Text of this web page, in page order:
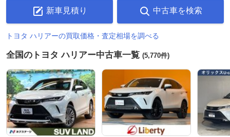
新車見積り 中古車を検索
トヨタ ハリアーの買取価格・査定相場を調べる
全国のトヨタ ハリアー中古車一覧 (5,770件)